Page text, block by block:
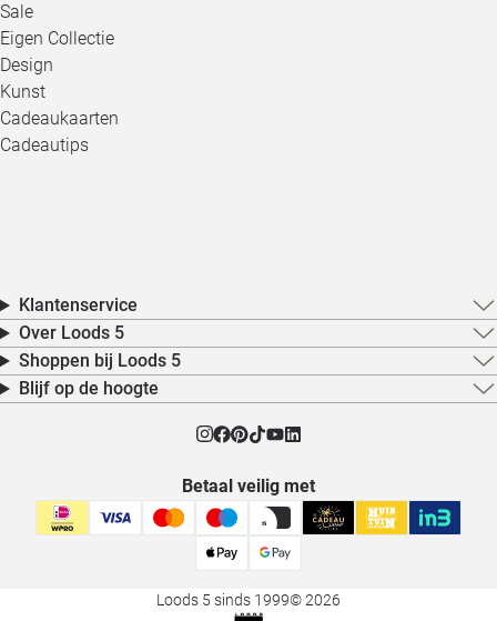
Sale
Eigen Collectie
Design
Kunst
Cadeaukaarten
Cadeautips
Klantenservice
Over Loods 5
Shoppen bij Loods 5
Blijf op de hoogte
Betaal veilig met
Loods 5 sinds 1999© 2026